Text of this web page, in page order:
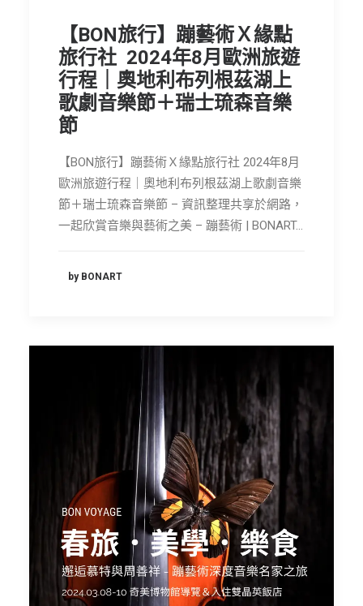
【BON旅行】蹦藝術Ｘ緣點
旅行社 2024年8月歐洲旅遊
行程｜奧地利布列根茲湖上
歌劇音樂節＋瑞士琉森音樂
節
【BON旅行】蹦藝術Ｘ緣點旅行社 2024年8月
歐洲旅遊行程｜奧地利布列根茲湖上歌劇音樂
節＋瑞士琉森音樂節 – 資訊整理共享於網路，
一起欣賞音樂與藝術之美 – 蹦藝術 | BONART…
by BONART